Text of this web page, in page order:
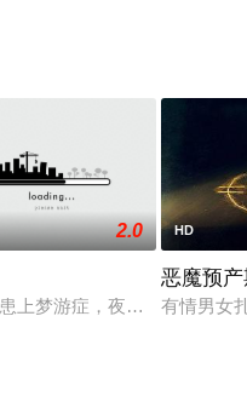
瓣电影、电视猫或剧情
经常接触到不同类型的人
2.0
上梦游症，夜晚完全变了
HD
恶魔预
有情男女